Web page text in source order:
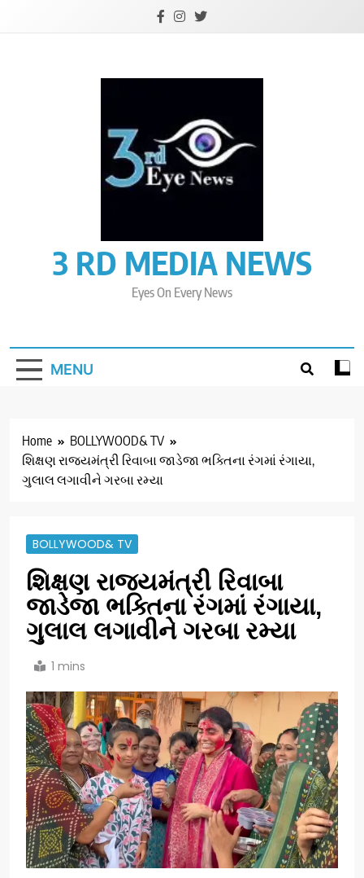
3 RD MEDIA NEWS
Eyes On Every News
MENU
Home
BOLLYWOOD& TV
શિક્ષણ રાજ્યમંત્રી રિવાબા જાડેજા ભક્તિના રંગમાં રંગાયા,
ગુલાલ લગાવીને ગરબા રમ્યા
BOLLYWOOD& TV
શિક્ષણ રાજ્યમંત્રી રિવાબા
જાડેજા ભક્તિના રંગમાં રંગાયા,
ગુલાલ લગાવીને ગરબા રમ્યા
1 mins